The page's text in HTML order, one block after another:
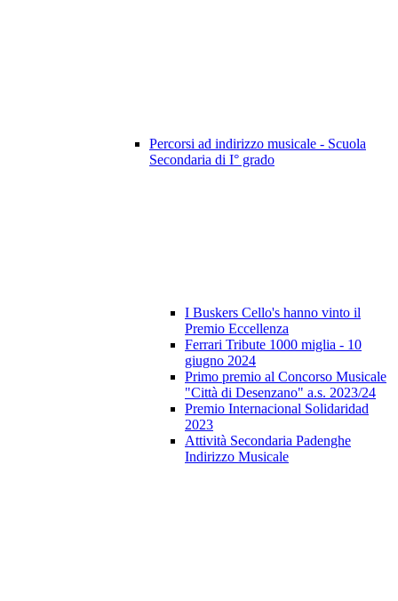
Percorsi ad indirizzo musicale - Scuola
Secondaria di I° grado
I Buskers Cello's hanno vinto il
Premio Eccellenza
Ferrari Tribute 1000 miglia - 10
giugno 2024
Primo premio al Concorso Musicale
"Città di Desenzano" a.s. 2023/24
Premio Internacional Solidaridad
2023
Attività Secondaria Padenghe
Indirizzo Musicale